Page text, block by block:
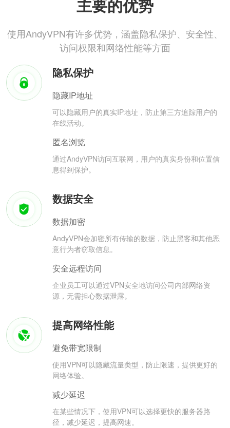
主要的优势
使用AndyVPN有许多优势，涵盖隐私保护、安全性、
访问权限和网络性能等方面
隐私保护
隐藏IP地址
可以隐藏用户的真实IP地址，防止第三方追踪用户的
在线活动。
匿名浏览
通过AndyVPN访问互联网，用户的真实身份和位置信
息得到保护。
数据安全
数据加密
AndyVPN会加密所有传输的数据，防止黑客和其他恶
意行为者窃取信息。
安全远程访问
企业员工可以通过VPN安全地访问公司内部网络资
源，无需担心数据泄露。
提高网络性能
避免带宽限制
使用VPN可以隐藏流量类型，防止限速，提供更好的
网络体验。
减少延迟
在某些情况下，使用VPN可以选择更快的服务器路
径，减少延迟，提高网速。